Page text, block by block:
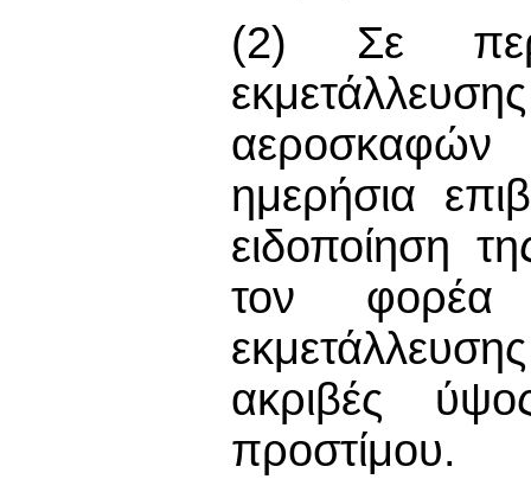
(2) Σε
αεροσκαφών
ημερήσια
ειδοποίηση
τον φορέα
ακριβές
προστίμου.